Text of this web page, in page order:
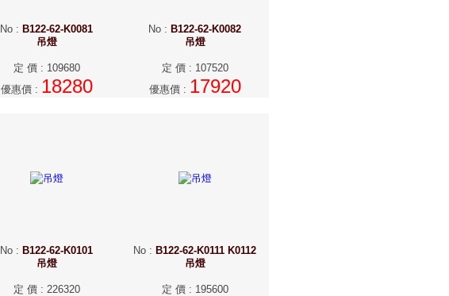
No : B122-62-K0081
吊燈
定 價: 109680
優惠價: 18280
No : B122-62-K0082
吊燈
定 價: 107520
優惠價: 17920
No : B122-62-K0101
吊燈
定 價: 226320
No : B122-62-K0111 K0112
吊燈
定 價: 195600